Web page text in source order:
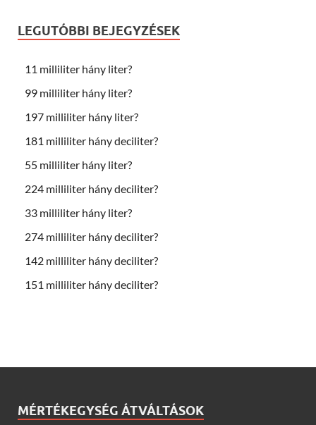
LEGUTÓBBI BEJEGYZÉSEK
11 milliliter hány liter?
99 milliliter hány liter?
197 milliliter hány liter?
181 milliliter hány deciliter?
55 milliliter hány liter?
224 milliliter hány deciliter?
33 milliliter hány liter?
274 milliliter hány deciliter?
142 milliliter hány deciliter?
151 milliliter hány deciliter?
MÉRTÉKEGYSÉG ÁTVÁLTÁSOK